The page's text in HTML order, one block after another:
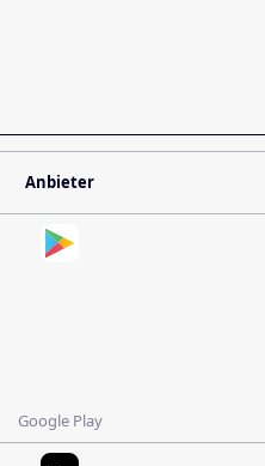
Anbieter
Google Play